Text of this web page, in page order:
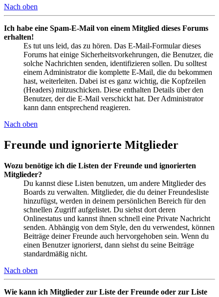
Nach oben
Ich habe eine Spam-E-Mail von einem Mitglied dieses Forums
erhalten!
Es tut uns leid, das zu hören. Das E-Mail-Formular dieses
Forums hat einige Sicherheitsvorkehrungen, die Benutzer, die
solche Nachrichten senden, identifizieren sollen. Du solltest
einem Administrator die komplette E-Mail, die du bekommen
hast, weiterleiten. Dabei ist es ganz wichtig, die Kopfzeilen
(Headers) mitzuschicken. Diese enthalten Details über den
Benutzer, der die E-Mail verschickt hat. Der Administrator
kann dann entsprechend reagieren.
Nach oben
Freunde und ignorierte Mitglieder
Wozu benötige ich die Listen der Freunde und ignorierten
Mitglieder?
Du kannst diese Listen benutzen, um andere Mitglieder des
Boards zu verwalten. Mitglieder, die du deiner Freundesliste
hinzufügst, werden in deinem persönlichen Bereich für den
schnellen Zugriff aufgelistet. Du siehst dort deren
Onlinestatus und kannst ihnen schnell eine Private Nachricht
senden. Abhängig von dem Style, den du verwendest, können
Beiträge deiner Freunde auch hervorgehoben sein. Wenn du
einen Benutzer ignorierst, dann siehst du seine Beiträge
standardmäßig nicht.
Nach oben
Wie kann ich Mitglieder zur Liste der Freunde oder zur Liste